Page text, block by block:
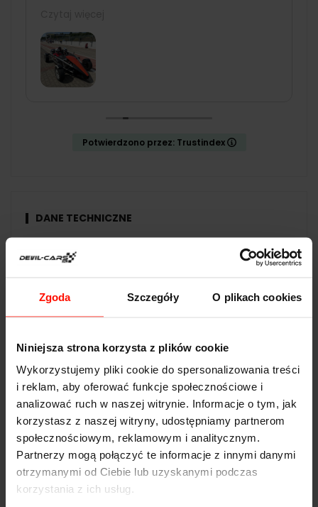
Zgoda Szczegóły O plikach cookies
Niniejsza strona korzysta z plików cookie
Wykorzystujemy pliki cookie do spersonalizowania treści
i reklam, aby oferować funkcje społecznościowe i
analizować ruch w naszej witrynie. Informacje o tym, jak
korzystasz z naszej witryny, udostępniamy partnerom
społecznościowym, reklamowym i analitycznym.
Partnerzy mogą połączyć te informacje z innymi danymi
otrzymanymi od Ciebie lub uzyskanymi podczas
korzystania z ich usług.
organizacja na miejscu. Pracownicy bardzo
mili i pomocni. Mogę tylko polecić,
rewelacyjny prezent dla kogoś kto lubi
samochody 🙂
Potwierdzono przez: Trustindex
DANE TECHNICZNE
KTM X-BOW GT4
Prędkość max:
350
Waga:
950kg
Napęd:
tylny
Pojemność:
2.0 l
Skrzynia biegów:
manualna